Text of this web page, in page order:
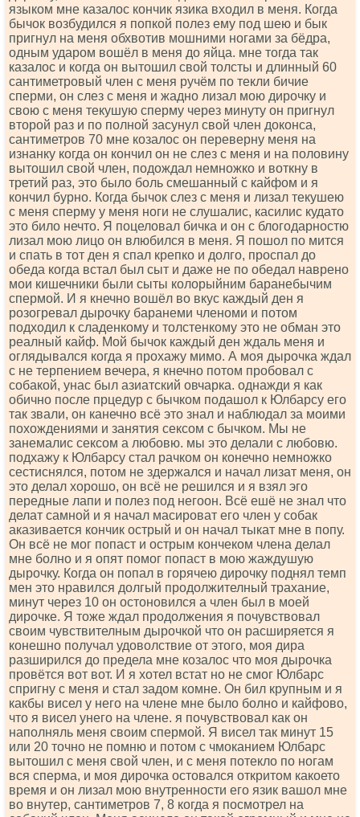
языком мне казалос кончик язика входил в меня. Когда
бычок возбудился я попкой полез ему под шею и бык
пригнул на меня обхвотив мошними ногами за бёдра,
одным ударом вошёл в меня до яйца. мне тогда так
казалос и когда он вытошил свой толсты и длинный 60
сантиметровый член с меня ручём по текли бичие
сперми, он слез с меня и жадно лизал мою дирочку и
свою с меня текушую сперму через минуту он пригнул
второй раз и по полной засунул свой член доконса,
сантиметров 70 мне козалос он переверну меня на
изнанку когда он кончил он не слез с меня и на половину
вытошил свой член, подождал немножко и воткну в
третий раз, это было боль смешанный с кайфом и я
кончил бурно. Когда бычок слез с меня и лизал текушею
с меня сперму у меня ноги не слушалис, касилис кудато
это било нечто. Я поцеловал бичка и он с блогодарностю
лизал мою лицо он влюбился в меня. Я пошол по мится
и спать в тот ден я спал крепко и долго, проспал до
обеда когда встал был сыт и даже не по обедал наврено
мои кишечники были сыты колорыйним баранебычим
спермой. И я кнечно вошёл во вкус каждый ден я
розогревал дырочку баранеми членоми и потом
подходил к сладенкому и толстенкому это не обман это
реалный кайф. Мой бычок каждый ден ждаль меня и
оглядывался когда я прохажу мимо. А моя дырочка ждал
с не терпением вечера, я кнечно потом пробовал с
собакой, унас был азиатский овчарка. однажди я как
обично после прцедур с бычком подашол к Юлбарсу его
так звали, он канечно всё это знал и наблюдал за моими
похождениями и занятия сексом с бычком. Мы не
занемалис сексом а любовю. мы это делали с любовю.
подхажу к Юлбарсу стал рачком он конечно немножко
сестиснялся, потом не здержался и начал лизат меня, он
это делал хорошо, он всё не решился и я взял эго
передные лапи и полез под негоон. Всё ешё не знал что
делат самной и я начал масироват его член у собак
аказивается кончик острый и он начал тыкат мне в попу.
Он всё не мог попаст и острым кончеком члена делал
мне болно и я опят помог попаст в мою жаждушую
дырочку. Когда он попал в горячею дирочку поднял темп
мен это нравился долгый продолжителный трахание,
минут через 10 он остоновился а член был в моей
дирочке. Я тоже ждал продолжения я почувствовал
своим чувствителным дырочкой что он расширяется я
конешно получал удоволствие от этого, моя дира
разширился до предела мне козалос что моя дырочка
провётся вот вот. И я хотел встат но не смог Юлбарс
спригну с меня и стал задом комне. Он бил крупным и я
какбы висел у него на члене мне было болно и кайфово,
что я висел унего на члене. я почувствовал как он
наполняль меня своим спермой. Я висел так минут 15
или 20 точно не помню и потом с чмоканием Юлбарс
вытошил с меня свой член, и с меня потекло по ногам
вся сперма, и моя дирочка остовался откритом какоето
время и он лизал мою внутренности его язик вашол мне
во внутер, сантиметров 7, 8 когда я посмотрел на